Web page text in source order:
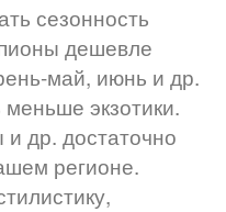
сезонность
дешевле
май, июнь и др.
экзотики.
др. достаточно
регионе.